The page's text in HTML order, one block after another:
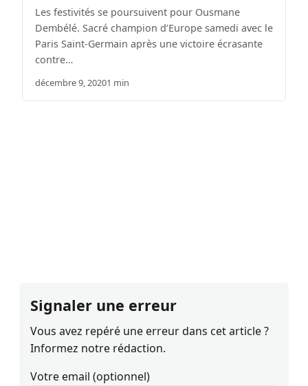
Les festivités se poursuivent pour Ousmane
Dembélé. Sacré champion d’Europe samedi avec le
Paris Saint-Germain après une victoire écrasante
contre…
décembre 9, 20201 min
Signaler une erreur
Vous avez repéré une erreur dans cet article ?
Informez notre rédaction.
Votre email (optionnel)